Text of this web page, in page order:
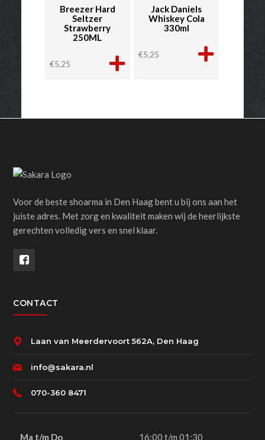
Breezer Hard
Seltzer
Strawberry
250ML
€5,25
Jack Daniels
Whiskey Cola
330ml
€5,25
Voor de beste shoarma in Den Haag bent u bij ons aan het
juiste adres. Met zorg en kwaliteit maken wij de heerlijkste
gerechten volledig vers en snel klaar.
CONTACT
Laan van Meerdervoort 562A, Den Haag
info@sakara.nl
070-360 8471
Ma t/m Do 16:00 t/m 01:30